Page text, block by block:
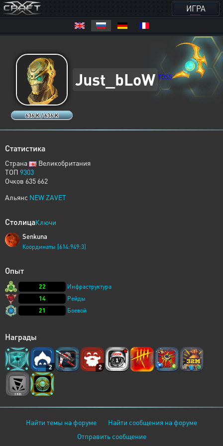
ИГРА
636 K / 636 K
Just_bLoW TOSS
Статистика
Страна
Великобритания
ТОП 9303
Очков 635 662
Альянс NEW ZAVET
СтолицаКлючи
Senkuna
Координаты [614:949:3]
Опыт
22
Инфраструктура
14
Рейды
21
Боевой
Награды
2 2
Найти темы на форуме
Найти сообщения на форуме
Отправить сообщение